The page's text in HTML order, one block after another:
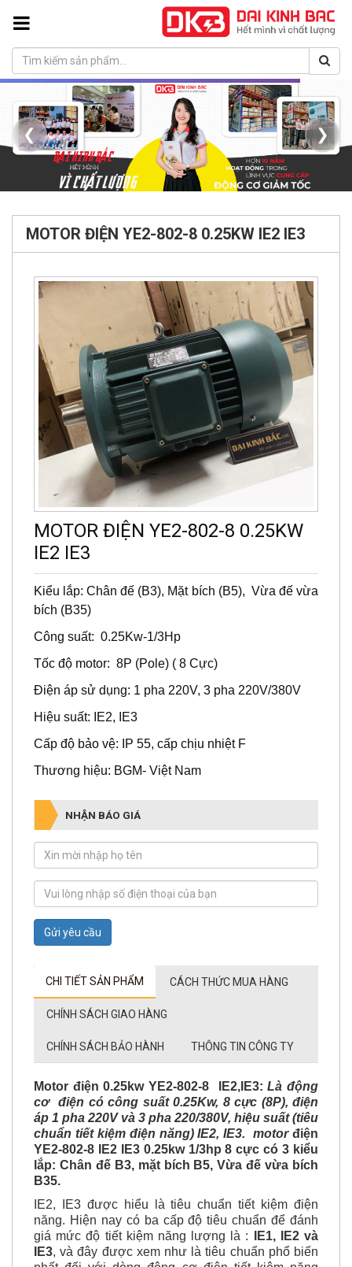
❮ ❯
MOTOR ĐIỆN YE2-802-8 0.25KW IE2 IE3
MOTOR ĐIỆN YE2-802-8 0.25KW
IE2 IE3
Kiểu lắp: Chân đế (B3), Mặt bích (B5), Vừa đế vừa
bích (B35)
Công suất: 0.25Kw-1/3Hp
Tốc độ motor: 8P (Pole) ( 8 Cực)
Điện áp sử dụng: 1 pha 220V, 3 pha 220V/380V
Hiệu suất: IE2, IE3
Cấp độ bảo vệ: IP 55, cấp chịu nhiệt F
Thương hiệu: BGM- Việt Nam
Motor điện 0.25kw YE2-802-8 IE2,IE3:Là động
cơ điện có công suất 0.25Kw, 8 cực (8P), điện
áp 1 pha 220V và 3 pha 220/380V, hiệu suất (tiêu
chuẩn tiết kiệm điện năng) IE2, IE3. motorđiện
YE2-802-8 IE2 IE3 0.25kw 1/3hp 8 cực có 3 kiểu
lắp: Chân đế B3, mặt bích B5, Vừa đế vừa bích
B35.
IE2, IE3 được hiểu là tiêu chuẩn tiết kiệm điện
năng. Hiện nay có ba cấp độ tiêu chuẩn để đánh
giá mức độ tiết kiệm năng lượng là :IE1, IE2 và
IE3 , và đây được xem như là tiêu chuẩn phổ biến
nhất đối với dòng động cơ điện tiết kiệm năng
lượng do Ủy ban kỹ thuật quốc tế (IEC) đưa ra. Bài